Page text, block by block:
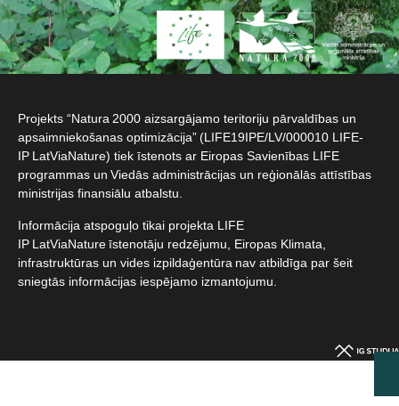
Projekts “Natura 2000 aizsargājamo teritoriju pārvaldības un
apsaimniekošanas optimizācija” (LIFE19IPE/LV/000010 LIFE-
IP LatViaNature) tiek īstenots ar Eiropas Savienības LIFE
programmas un Viedās administrācijas un reģionālās attīstības
ministrijas finansiālu atbalstu.​
Informācija atspoguļo tikai projekta LIFE
IP LatViaNature īstenotāju redzējumu, Eiropas Klimata,
infrastruktūras un vides izpildaģentūra nav atbildīga par šeit
sniegtās informācijas iespējamo izmantojumu.​